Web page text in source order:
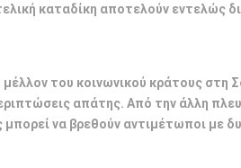
καταδίκη αποτελούν εντελώς
του κοινωνικού κράτους στη
απάτης. Από την άλλη
να βρεθούν αντιμέτωποι με